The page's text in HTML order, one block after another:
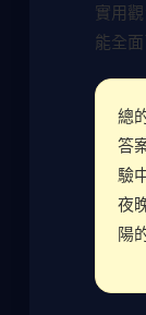
實用
能全
總
答
驗
夜
陽